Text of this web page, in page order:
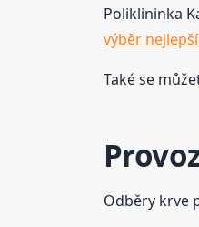
Poliklininka
výběr
Také se
Odběry krve